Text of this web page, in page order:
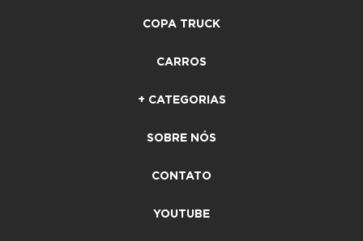
COPA TRUCK
CARROS
+ CATEGORIAS
SOBRE NÓS
CONTATO
YOUTUBE